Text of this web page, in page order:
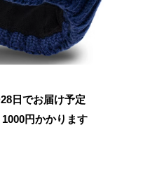
日でお届け予定
1000円かかります